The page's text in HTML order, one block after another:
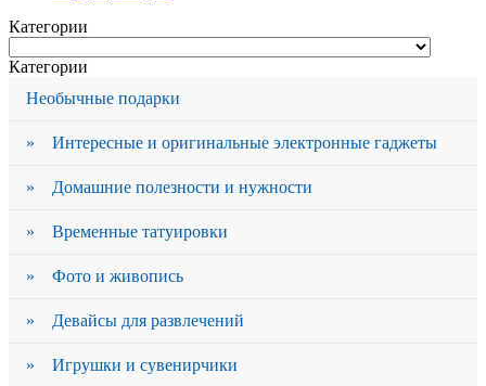
Категории
Категории
Необычные подарки
» Интересные и оригинальные электронные гаджеты
» Домашние полезности и нужности
» Временные татуировки
» Фото и живопись
» Девайсы для развлечений
» Игрушки и сувенирчики